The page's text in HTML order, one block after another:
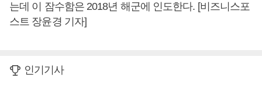
는데 이 잠수함은 2018년 해군에 인도한다. [비즈니스포
스트 장윤경 기자]
인기기사